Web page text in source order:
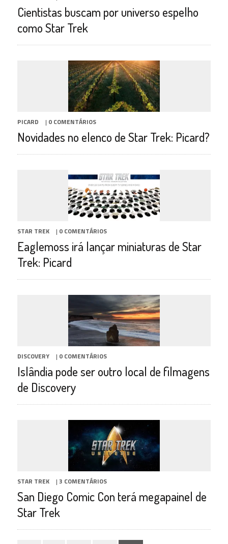
Cientistas buscam por universo espelho
como Star Trek
PICARD | 0 COMENTÁRIOS
Novidades no elenco de Star Trek: Picard?
STAR TREK | 0 COMENTÁRIOS
Eaglemoss irá lançar miniaturas de Star
Trek: Picard
DISCOVERY | 0 COMENTÁRIOS
Islândia pode ser outro local de filmagens
de Discovery
STAR TREK | 3 COMENTÁRIOS
San Diego Comic Con terá megapainel de
Star Trek